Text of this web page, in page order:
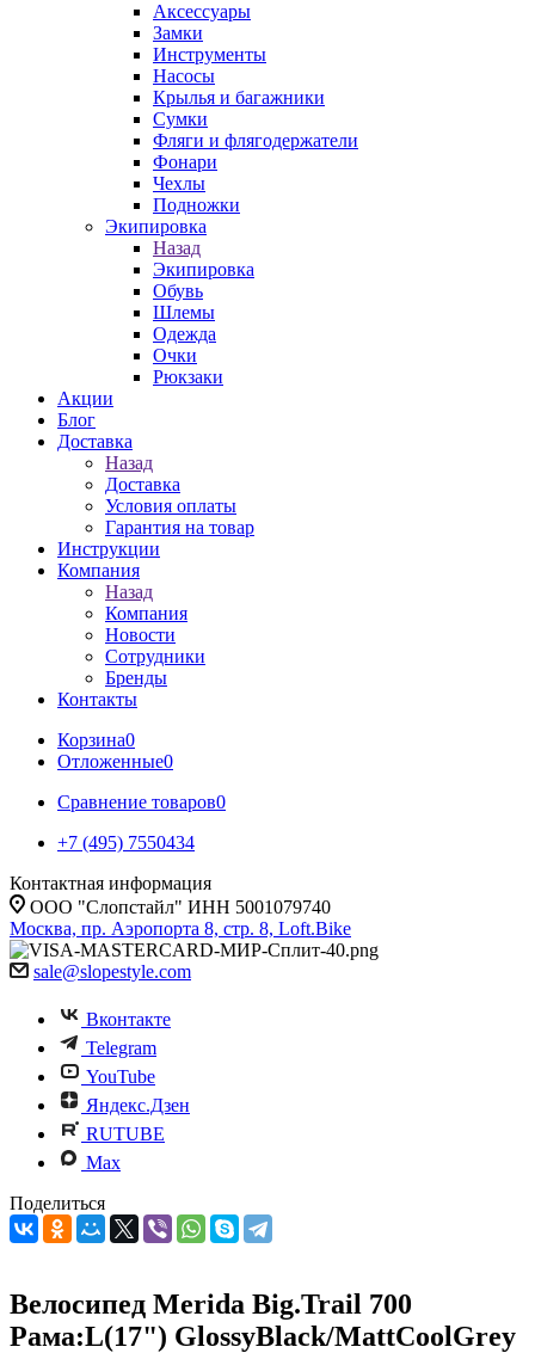
Аксессуары
Замки
Инструменты
Насосы
Крылья и багажники
Сумки
Фляги и флягодержатели
Фонари
Чехлы
Подножки
Экипировка
Назад
Экипировка
Обувь
Шлемы
Одежда
Очки
Рюкзаки
Акции
Блог
Доставка
Назад
Доставка
Условия оплаты
Гарантия на товар
Инструкции
Компания
Назад
Компания
Новости
Сотрудники
Бренды
Контакты
Корзина0
Отложенные0
Сравнение товаров0
+7 (495) 7550434
Контактная информация
ООО "Слопстайл" ИНН 5001079740
Москва, пр. Аэропорта 8, стр. 8, Loft.Bike
sale@slopestyle.com
Вконтакте
Telegram
YouTube
Яндекс.Дзен
RUTUBE
Max
Поделиться
Велосипед Merida Big.Trail 700
Рама:L(17") GlossyBlack/MattCoolGrey